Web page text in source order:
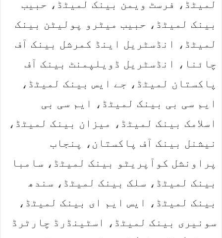
لمیٹڈ، فرسٹ ویمن بینک لمیٹڈ، حبیب
بینک لمیٹڈ، حبیب میٹرو پولیٹن بینک
لمیٹڈ، انڈسٹریل اینڈ کمرشل بینک آف
چائنا، انڈسٹریل ڈویلپمنٹ بینک آف
پاکستان لمیٹڈ، جے ایس بینک لمیٹڈ،
ایم سی بی بینک لمیٹڈ، ایم سی بی
اسلامک بینک لمیٹڈ، میزان بینک لمیٹڈ،
نیشنل بینک آف پاکستان، پنجاب
پراونشل کوآپریٹو بینک لمیٹڈ، سامبا
بینک لمیٹڈ، سلک بینک لمیٹڈ، سندھ
بینک لمیٹڈ، ایس ایم ای بینک لمیٹڈ،
سونیری بینک لمیٹڈ، اسٹینڈرڈ چارٹرڈ